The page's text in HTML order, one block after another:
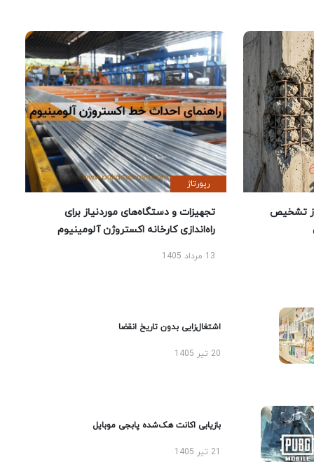
تشخیص
رپورتاژ
تجهیزات و دستگاه‌های موردنیاز برای
راه‌اندازی کارخانه اکستروژن آلومینیوم
13 مرداد 1405
اشتغال‌زایی بدون تاریخ انقضا
20 تیر 1405
بازیابی اکانت هک‌شده پابجی موبایل